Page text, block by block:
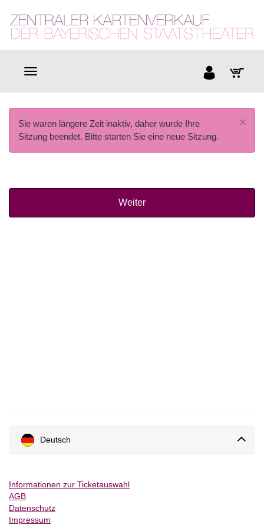
×
Sie waren längere Zeit inaktiv, daher wurde Ihre
Sitzung beendet. Bitte starten Sie eine neue Sitzung.
Weiter
Deutsch
Informationen zur Ticketauswahl
AGB
Datenschutz
Impressum